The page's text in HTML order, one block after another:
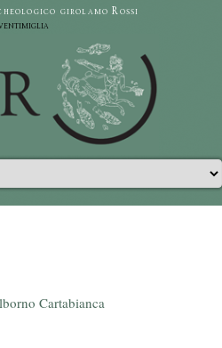
girolamo Rossi
Cartabianca